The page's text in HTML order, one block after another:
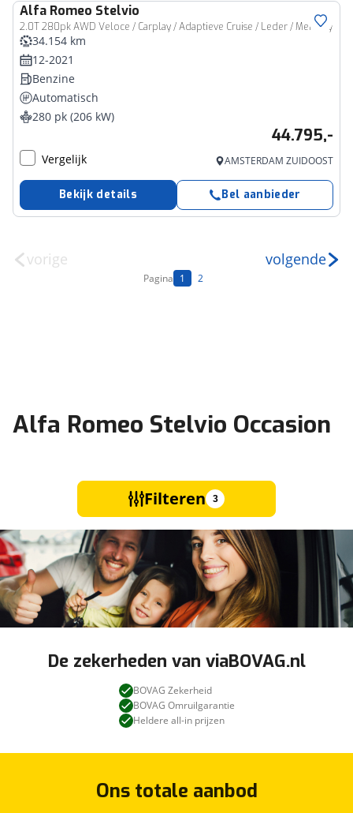
Alfa Romeo Stelvio
2.0T 280pk AWD Veloce / Carplay / Adaptieve Cruise / Leder / Memory
34.154 km
12-2021
Benzine
Automatisch
280 pk (206 kW)
44.795,-
Vergelijk AMSTERDAM ZUIDOOST
Bekijk details Bel aanbieder
vorige
Pagina 1 2
volgende
Alfa Romeo Stelvio Occasion
Filteren 3
De zekerheden van viaBOVAG.nl
BOVAG Zekerheid
BOVAG Omruilgarantie
Heldere all-in prijzen
Ons totale aanbod